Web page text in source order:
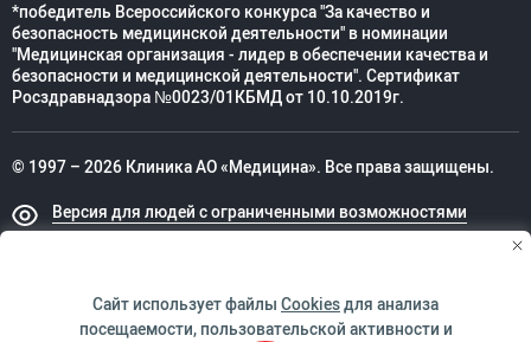
*победитель Всероссийского конкурса "За качество и
безопасность медицинской деятельности" в номинации
"Медицинская организация - лидер в обеспечении качества и
безопасности и медицинской деятельности". Сертификат
Росздравнадзора №0023/01КБМД от 10.10.2019г.
© 1997 – 2026 Клиника АО «Медицина». Все права защищены.
Версия для людей с ограниченными возможностями
Сайт использует файлы Cookiesдля анализа
посещаемости, пользовательской активности и